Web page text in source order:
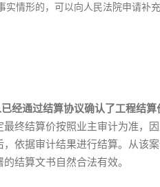
情形的，可以向人民法院申请补
经通过结算协议确认了工程结
最终结算价按照业主审计为准，
依据审计结果进行结算。从该
结算文书自然合法有效。